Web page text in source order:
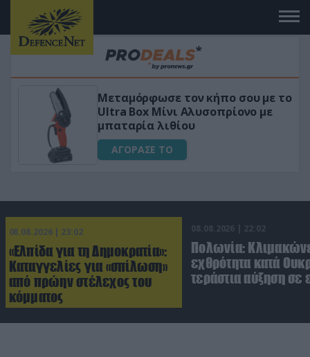
«Μαγική» φόρμουλα τριβόλι + VIP
για αύξηση της λίμπιντο
ΑΓΟΡΑΣΕ ΤΟ
08.08.2026 | 23:02
«Ελπίδα για τη Δημοκρατία»:
Καταγγελίες για «σπίλωση»
από πρώην στέλεχος του
κόμματος
08.08.2026 | 22:02
Πολωνία:
εχθρότητα κατά
τεράστια αύξηση σε